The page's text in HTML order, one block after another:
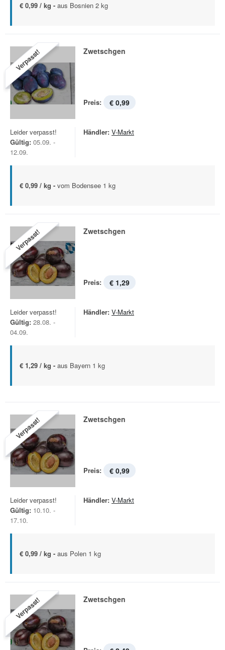
€ 0,99 / kg - aus Bosnien 2 kg
Verpasst! Zwetschgen
Preis: € 0,99
Leider verpasst!
Gültig: 05.09. -
12.09.
Händler: V-Markt
€ 0,99 / kg - vom Bodensee 1 kg
Verpasst! Zwetschgen
Preis: € 1,29
Leider verpasst!
Gültig: 28.08. -
04.09.
Händler: V-Markt
€ 1,29 / kg - aus Bayern 1 kg
Verpasst! Zwetschgen
Preis: € 0,99
Leider verpasst!
Gültig: 10.10. -
17.10.
Händler: V-Markt
€ 0,99 / kg - aus Polen 1 kg
Verpasst! Zwetschgen